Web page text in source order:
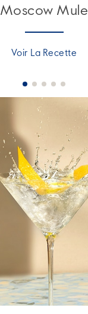
Moscow Mule
Voir La Recette